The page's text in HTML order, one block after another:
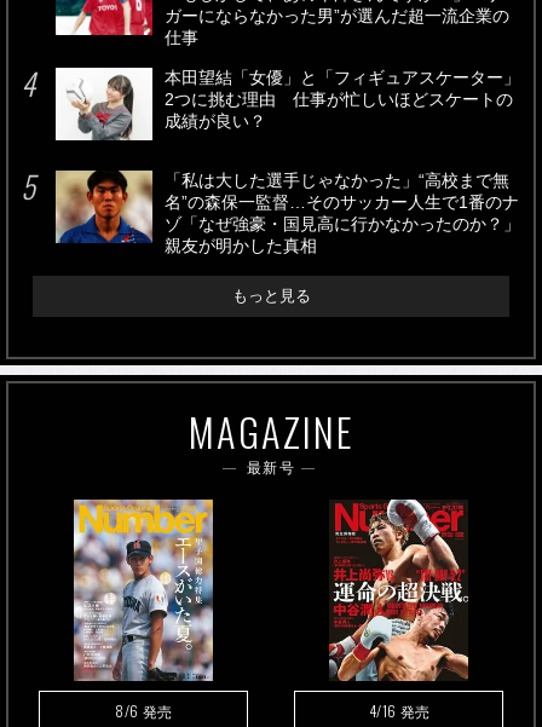
ガーにならなかった男”が選んだ超一流企業の
仕事
本田望結「女優」と「フィギュアスケーター」
2つに挑む理由 仕事が忙しいほどスケートの
成績が良い？
「私は大した選手じゃなかった」“高校まで無
名”の森保一監督…そのサッカー人生で1番のナ
ゾ「なぜ強豪・国見高に行かなかったのか？」
親友が明かした真相
もっと見る
MAGAZINE
最新号
8/6 発売 4/16 発売